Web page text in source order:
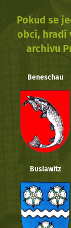
Pokud se
obcí, hradí
archivu
Beneschau
Buslawitz